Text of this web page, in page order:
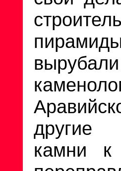
другие
камни к